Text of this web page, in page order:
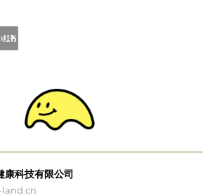
康科技有限公司
land.cn